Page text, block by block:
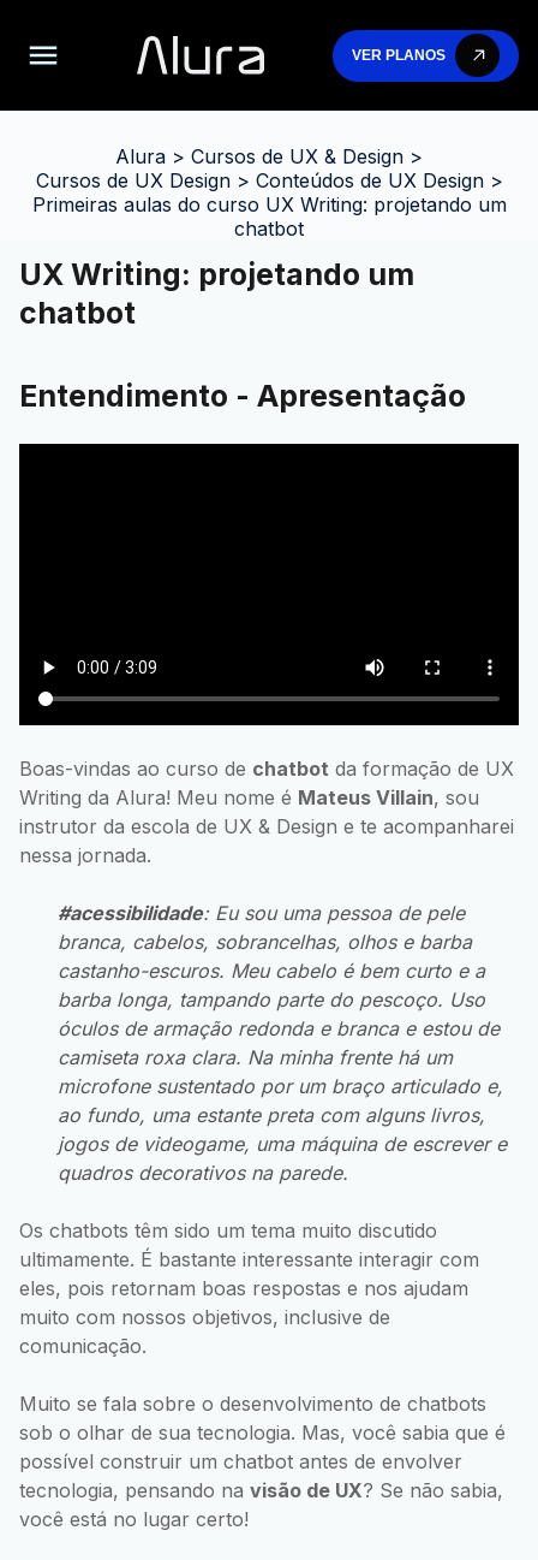
VER PLANOS
Alura > Cursos de UX & Design >
Cursos de UX Design> Conteúdos de UX Design>
Primeiras aulas do curso UX Writing: projetando um
chatbot
UX Writing: projetando um
chatbot
Entendimento - Apresentação
Boas-vindas ao curso de chatbot da formação de UX
Writing da Alura! Meu nome é Mateus Villain, sou
instrutor da escola de UX & Design e te acompanharei
nessa jornada.
#acessibilidade: Eu sou uma pessoa de pele
branca, cabelos, sobrancelhas, olhos e barba
castanho-escuros. Meu cabelo é bem curto e a
barba longa, tampando parte do pescoço. Uso
óculos de armação redonda e branca e estou de
camiseta roxa clara. Na minha frente há um
microfone sustentado por um braço articulado e,
ao fundo, uma estante preta com alguns livros,
jogos de videogame, uma máquina de escrever e
quadros decorativos na parede.
Os chatbots têm sido um tema muito discutido
ultimamente. É bastante interessante interagir com
eles, pois retornam boas respostas e nos ajudam
muito com nossos objetivos, inclusive de
comunicação.
Muito se fala sobre o desenvolvimento de chatbots
sob o olhar de sua tecnologia. Mas, você sabia que é
possível construir um chatbot antes de envolver
tecnologia, pensando na visão de UX? Se não sabia,
você está no lugar certo!